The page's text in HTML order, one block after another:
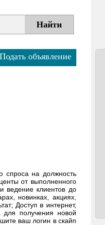
Подать объявление
спроса на должность
от выполненного
ведение клиентов до
новинках, акциях,
Доступ в интернет,
для получения новой
ваш логин в скайп